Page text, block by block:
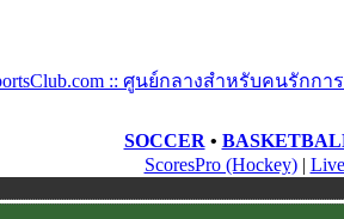
SOCCER •
ScoresPro (Hockey)|